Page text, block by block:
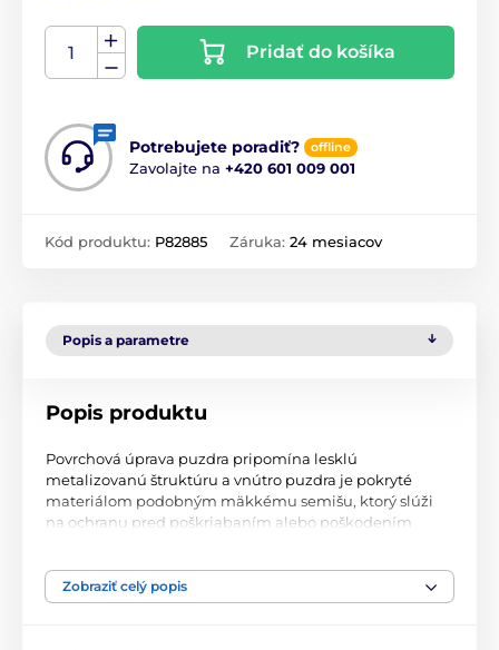
Pridať do košíka
Potrebujete poradiť? offline
Zavolajte na +420 601 009 001
Kód produktu: P82885 Záruka: 24 mesiacov
Popis a parametre
Popis produktu
Povrchová úprava puzdra pripomína lesklú
metalizovanú štruktúru a vnútro puzdra je pokryté
materiálom podobným mäkkému semišu, ktorý slúži
na ochranu pred poškriabaním alebo poškodením
iba praktickým magnetickým prúžkom, ktorý ešte viac
uľahčuje manipuláciu s puzdrom.
Zobraziť celý popis